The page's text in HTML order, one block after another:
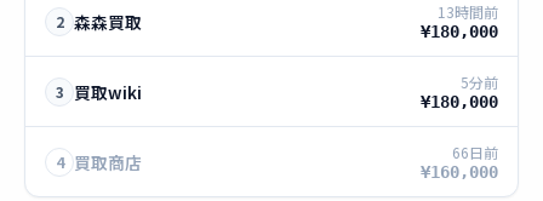
2 森森買取 13時間前
¥180,000
3 買取wiki 5分前
¥180,000
4 買取商店 66日前
¥160,000